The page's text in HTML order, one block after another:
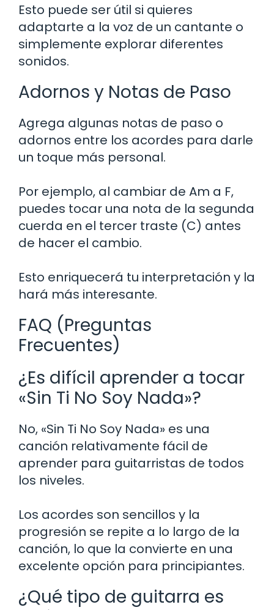
Esto puede ser útil si quieres
adaptarte a la voz de un cantante o
simplemente explorar diferentes
sonidos.
Adornos y Notas de Paso
Agrega algunas notas de paso o
adornos entre los acordes para darle
un toque más personal.
Por ejemplo, al cambiar de Am a F,
puedes tocar una nota de la segunda
cuerda en el tercer traste (C) antes
de hacer el cambio.
Esto enriquecerá tu interpretación y la
hará más interesante.
FAQ (Preguntas
Frecuentes)
¿Es difícil aprender a tocar
«Sin Ti No Soy Nada»?
No, «Sin Ti No Soy Nada» es una
canción relativamente fácil de
aprender para guitarristas de todos
los niveles.
Los acordes son sencillos y la
progresión se repite a lo largo de la
canción, lo que la convierte en una
excelente opción para principiantes.
¿Qué tipo de guitarra es